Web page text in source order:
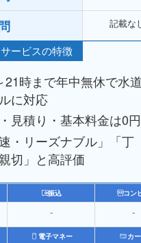
記載な
ービスの特徴
21時まで年中無休で水
に対応
見積り・基本料金は0円
速・リーズナブル」「丁
切」と高評価
振込 コン
⁻ ⁻
電子マネー カ